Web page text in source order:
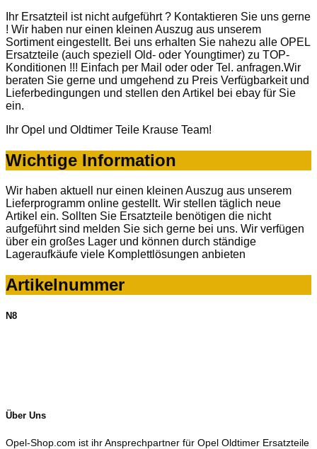
Ihr Ersatzteil ist nicht aufgeführt ? Kontaktieren Sie uns gerne
! Wir haben nur einen kleinen Auszug aus unserem
Sortiment eingestellt. Bei uns erhalten Sie nahezu alle OPEL
Ersatzteile (auch speziell Old- oder Youngtimer) zu TOP-
Konditionen !!! Einfach per Mail oder oder Tel. anfragen.Wir
beraten Sie gerne und umgehend zu Preis Verfügbarkeit und
Lieferbedingungen und stellen den Artikel bei ebay für Sie
ein.
Ihr Opel und Oldtimer Teile Krause Team!
Wichtige Information
Wir haben aktuell nur einen kleinen Auszug aus unserem
Lieferprogramm online gestellt. Wir stellen täglich neue
Artikel ein. Sollten Sie Ersatzteile benötigen die nicht
aufgeführt sind melden Sie sich gerne bei uns. Wir verfügen
über ein großes Lager und können durch ständige
Lageraufkäufe viele Komplettlösungen anbieten
Artikelnummer
N8
Über Uns
Opel-Shop.com ist ihr Ansprechpartner für Opel Oldtimer Ersatzteile